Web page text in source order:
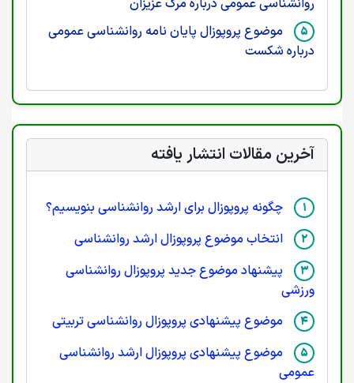
روانشناسی عمومی درباره مرگ عزیزان
موضوع پروپوزال پایان نامه روانشناسی عمومی
درباره شکست
آخرین مقالات انتشار یافته
چگونه پروپوزال برای ارشد روانشناسی بنویسیم؟
انتخاب موضوع پروپوزال ارشد روانشناسی
پیشنهاد موضوع جدید پروپوزال روانشناسی
ورزشی
موضوع پیشنهادی پروپوزال روانشناسی تربیتی
موضوع پیشنهادی پروپوزال ارشد روانشناسی
عمومی